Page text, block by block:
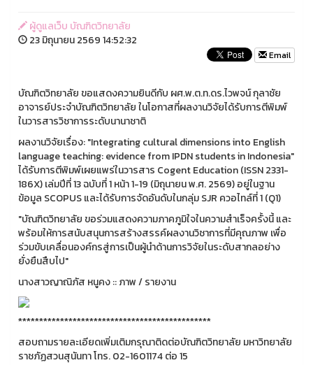
ผู้ดูแลเว็บ บัณฑิตวิทยาลัย
23 มิถุนายน 2569 14:52:32
Email
บัณฑิตวิทยาลัย ขอแสดงความยินดีกับ ผศ.พ.ต.ท.ดร.ไวพจน์ กุลาชัย
อาจารย์ประจำบัณฑิตวิทยาลัย ในโอกาสที่ผลงานวิจัยได้รับการตีพิมพ์
ในวารสารวิชาการระดับนานาชาติ
ผลงานวิจัยเรื่อง: "Integrating cultural dimensions into English
language teaching: evidence from IPDN students in Indonesia"
ได้รับการตีพิมพ์เผยแพร่ในวารสาร Cogent Education (ISSN 2331-
186X) เล่มปีที่ 13 ฉบับที่ 1 หน้า 1-19 (มิถุนายน พ.ศ. 2569) อยู่ในฐาน
ข้อมูล SCOPUS และได้รับการจัดอันดับในกลุ่ม SJR ควอไทล์ที่ 1 (Q1)
"บัณฑิตวิทยาลัย ขอร่วมแสดงความภาคภูมิใจในความสำเร็จครั้งนี้ และ
พร้อมให้การสนับสนุนการสร้างสรรค์ผลงานวิชาการที่มีคุณภาพ เพื่อ
ร่วมขับเคลื่อนองค์กรสู่การเป็นผู้นำด้านการวิจัยในระดับสากลอย่าง
ยั่งยืนสืบไป"
นางสาวญาณิภัส หนูคง :: ภาพ / รายงาน
**********************************************
สอบถามรายละเอียดเพิ่มเติมกรุณาติดต่อบัณฑิตวิทยาลัย มหาวิทยาลัย
ราชภัฏสวนสุนันทา โทร. 02-1601174 ต่อ 15